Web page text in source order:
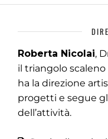
Roberta Nicolai,
il triangolo
ha la direzione
progetti e segue
dell’attività.